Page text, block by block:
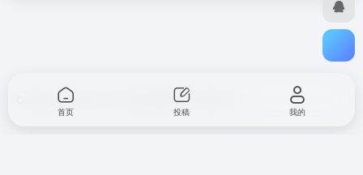
Copyright © 2026 浙ICP备2023012168号-2
首页 投稿 我的